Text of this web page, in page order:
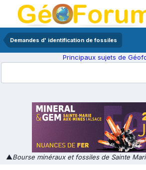
Demandes d' identification de fossiles
Principaux sujets de
▲Bourse minéraux et fossiles de Sainte